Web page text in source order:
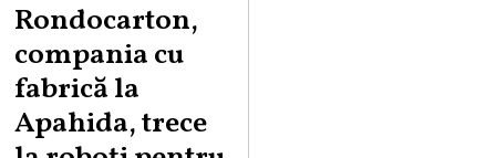
G
T
Rondocarton,
compania cu
fabrică la
Apahida, trece